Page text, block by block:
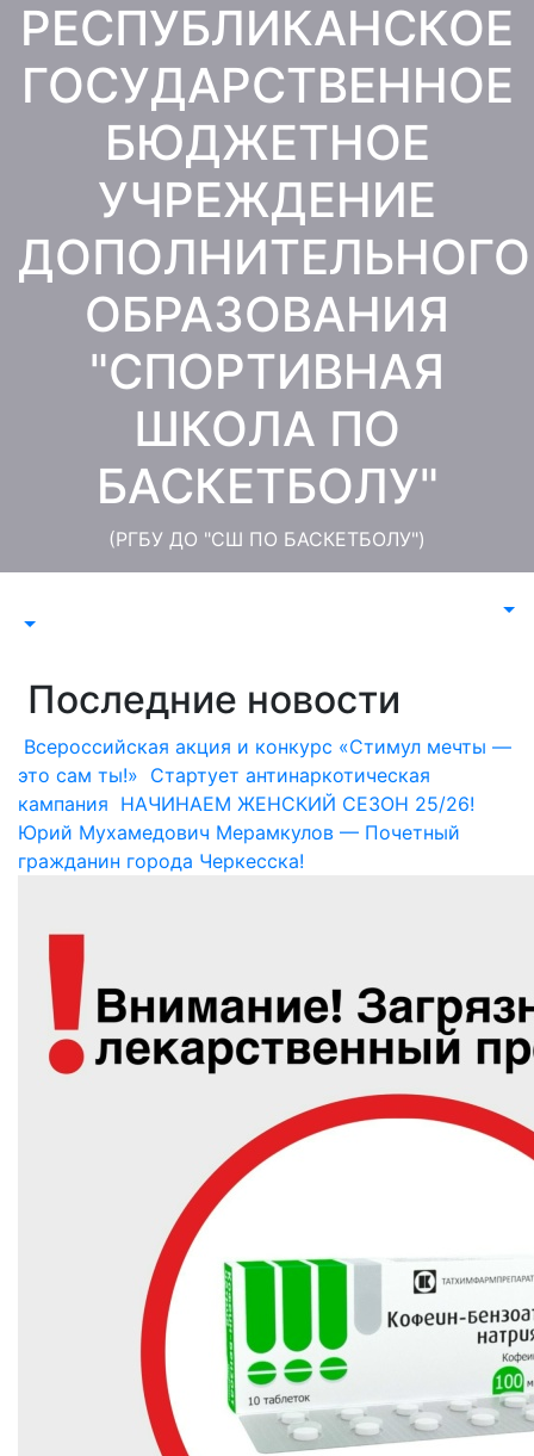
Перейти
содержимому
РЕСПУБЛИКАНСКОЕ
ГОСУДАРСТВЕННОЕ
БЮДЖЕТНОЕ
УЧРЕЖДЕНИЕ
ДОПОЛНИТЕЛЬНОГО
ОБРАЗОВАНИЯ
"СПОРТИВНАЯ
ШКОЛА ПО
БАСКЕТБОЛУ"
(РГБУ ДО "СШ ПО БАСКЕТБОЛУ")
Последние новости
Всероссийская акция и конкурс «Стимул мечты —
это сам ты!» Стартует антинаркотическая
кампания НАЧИНАЕМ ЖЕНСКИЙ СЕЗОН 25/26!
Юрий Мухамедович Мерамкулов — Почетный
гражданин города Черкесска!